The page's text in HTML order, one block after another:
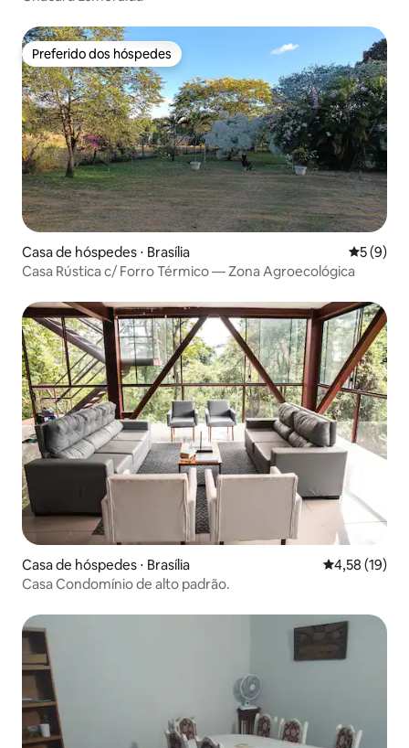
Preferido dos hóspedes
Preferido dos hóspedes
Casa de hóspedes ⋅ Brasília 5 de
5 (9)
Casa Rústica c/ Forro Térmico — Zona Agroecológica
Casa de hóspedes ⋅ Brasília 4,58 de uma
4,58 (19)
Casa Condomínio de alto padrão.